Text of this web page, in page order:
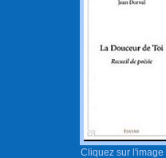
Cliquez sur l'image